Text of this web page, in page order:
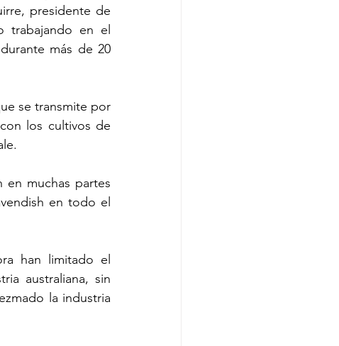
presidente de
trabajando en el
más de 20
se transmite por
los cultivos de
en muchas partes
en todo el
han limitado el
australiana, sin
la industria